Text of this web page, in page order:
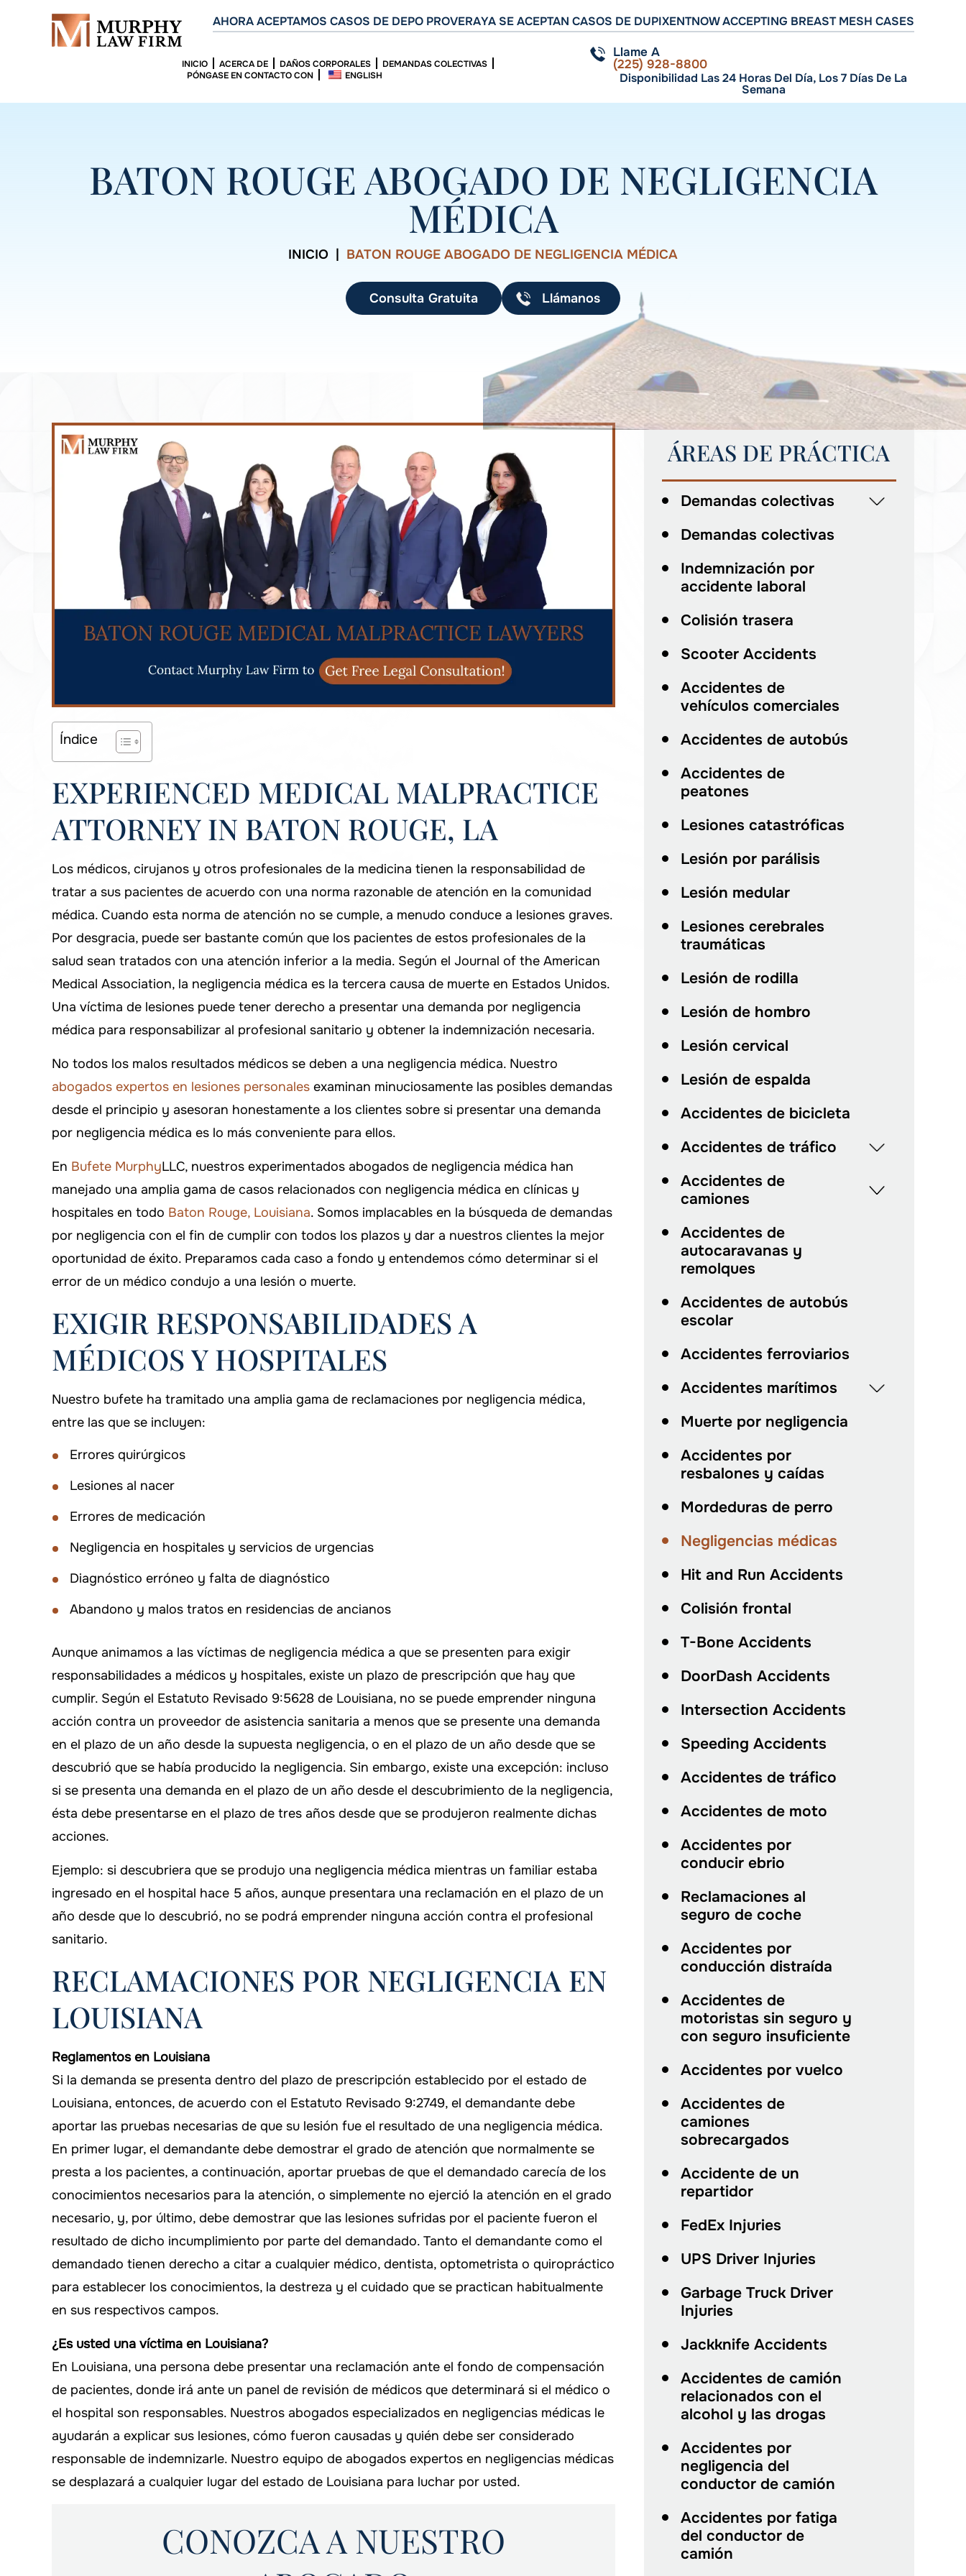
AHORA ACEPTAMOS CASOS DE DEPO PROVERAYA SE ACEPTAN CASOS DE DUPIXENTNOW ACCEPTING BREAST MESH CASES
INICIO ACERCA DE DAÑOS CORPORALES
DEMANDAS COLECTIVAS
PÓNGASE EN CONTACTO CON
ENGLISH
Llame A
(225) 928-8800
Disponibilidad Las 24 Horas Del Día, Los 7 Días De La
Semana
BATON ROUGE ABOGADO DE NEGLIGENCIA
MÉDICA
INICIO BATON ROUGE ABOGADO DE NEGLIGENCIA MÉDICA
Consulta Gratuita Llámanos
Índice
EXPERIENCED MEDICAL MALPRACTICE
ATTORNEY IN BATON ROUGE, LA
Los médicos, cirujanos y otros profesionales de la medicina tienen la responsabilidad de
tratar a sus pacientes de acuerdo con una norma razonable de atención en la comunidad
médica. Cuando esta norma de atención no se cumple, a menudo conduce a lesiones graves.
Por desgracia, puede ser bastante común que los pacientes de estos profesionales de la
salud sean tratados con una atención inferior a la media. Según el Journal of the American
Medical Association, la negligencia médica es la tercera causa de muerte en Estados Unidos.
Una víctima de lesiones puede tener derecho a presentar una demanda por negligencia
médica para responsabilizar al profesional sanitario y obtener la indemnización necesaria.
No todos los malos resultados médicos se deben a una negligencia médica. Nuestro
abogados expertos en lesiones personales examinan minuciosamente las posibles demandas
desde el principio y asesoran honestamente a los clientes sobre si presentar una demanda
por negligencia médica es lo más conveniente para ellos.
En Bufete MurphyLLC, nuestros experimentados abogados de negligencia médica han
manejado una amplia gama de casos relacionados con negligencia médica en clínicas y
hospitales en todo Baton Rouge, Louisiana. Somos implacables en la búsqueda de demandas
por negligencia con el fin de cumplir con todos los plazos y dar a nuestros clientes la mejor
oportunidad de éxito. Preparamos cada caso a fondo y entendemos cómo determinar si el
error de un médico condujo a una lesión o muerte.
EXIGIR RESPONSABILIDADES A
MÉDICOS Y HOSPITALES
Nuestro bufete ha tramitado una amplia gama de reclamaciones por negligencia médica,
entre las que se incluyen:
Errores quirúrgicos
Lesiones al nacer
Errores de medicación
Negligencia en hospitales y servicios de urgencias
Diagnóstico erróneo y falta de diagnóstico
Abandono y malos tratos en residencias de ancianos
Aunque animamos a las víctimas de negligencia médica a que se presenten para exigir
responsabilidades a médicos y hospitales, existe un plazo de prescripción que hay que
cumplir. Según el Estatuto Revisado 9:5628 de Louisiana, no se puede emprender ninguna
acción contra un proveedor de asistencia sanitaria a menos que se presente una demanda
en el plazo de un año desde la supuesta negligencia, o en el plazo de un año desde que se
descubrió que se había producido la negligencia. Sin embargo, existe una excepción: incluso
si se presenta una demanda en el plazo de un año desde el descubrimiento de la negligencia,
ésta debe presentarse en el plazo de tres años desde que se produjeron realmente dichas
acciones.
Ejemplo: si descubriera que se produjo una negligencia médica mientras un familiar estaba
ingresado en el hospital hace 5 años, aunque presentara una reclamación en el plazo de un
año desde que lo descubrió, no se podrá emprender ninguna acción contra el profesional
sanitario.
RECLAMACIONES POR NEGLIGENCIA EN
LOUISIANA
Reglamentos en Louisiana
Si la demanda se presenta dentro del plazo de prescripción establecido por el estado de
Louisiana, entonces, de acuerdo con el Estatuto Revisado 9:2749, el demandante debe
aportar las pruebas necesarias de que su lesión fue el resultado de una negligencia médica.
En primer lugar, el demandante debe demostrar el grado de atención que normalmente se
presta a los pacientes, a continuación, aportar pruebas de que el demandado carecía de los
conocimientos necesarios para la atención, o simplemente no ejerció la atención en el grado
necesario, y, por último, debe demostrar que las lesiones sufridas por el paciente fueron el
resultado de dicho incumplimiento por parte del demandado. Tanto el demandante como el
demandado tienen derecho a citar a cualquier médico, dentista, optometrista o quiropráctico
para establecer los conocimientos, la destreza y el cuidado que se practican habitualmente
en sus respectivos campos.
¿Es usted una víctima en Louisiana?
En Louisiana, una persona debe presentar una reclamación ante el fondo de compensación
de pacientes, donde irá ante un panel de revisión de médicos que determinará si el médico o
el hospital son responsables. Nuestros abogados especializados en negligencias médicas le
ayudarán a explicar sus lesiones, cómo fueron causadas y quién debe ser considerado
responsable de indemnizarle. Nuestro equipo de abogados expertos en negligencias médicas
se desplazará a cualquier lugar del estado de Louisiana para luchar por usted.
CONOZCA A NUESTRO
ÁREAS DE PRÁCTICA
Demandas colectivas
Demandas colectivas
Indemnización por
accidente laboral
Colisión trasera
Scooter Accidents
Accidentes de
vehículos comerciales
Accidentes de autobús
Accidentes de
peatones
Lesiones catastróficas
Lesión por parálisis
Lesión medular
Lesiones cerebrales
traumáticas
Lesión de rodilla
Lesión de hombro
Lesión cervical
Lesión de espalda
Accidentes de bicicleta
Accidentes de tráfico
Accidentes de
camiones
Accidentes de
autocaravanas y
remolques
Accidentes de autobús
escolar
Accidentes ferroviarios
Accidentes marítimos
Muerte por negligencia
Accidentes por
resbalones y caídas
Mordeduras de perro
Negligencias médicas
Hit and Run Accidents
Colisión frontal
T-Bone Accidents
DoorDash Accidents
Intersection Accidents
Speeding Accidents
Accidentes de tráfico
Accidentes de moto
Accidentes por
conducir ebrio
Reclamaciones al
seguro de coche
Accidentes por
conducción distraída
Accidentes de
motoristas sin seguro y
con seguro insuficiente
Accidentes por vuelco
Accidentes de
camiones
sobrecargados
Accidente de un
repartidor
FedEx Injuries
UPS Driver Injuries
Garbage Truck Driver
Injuries
Jackknife Accidents
Accidentes de camión
relacionados con el
alcohol y las drogas
Accidentes por
negligencia del
conductor de camión
Accidentes por fatiga
del conductor de
camión